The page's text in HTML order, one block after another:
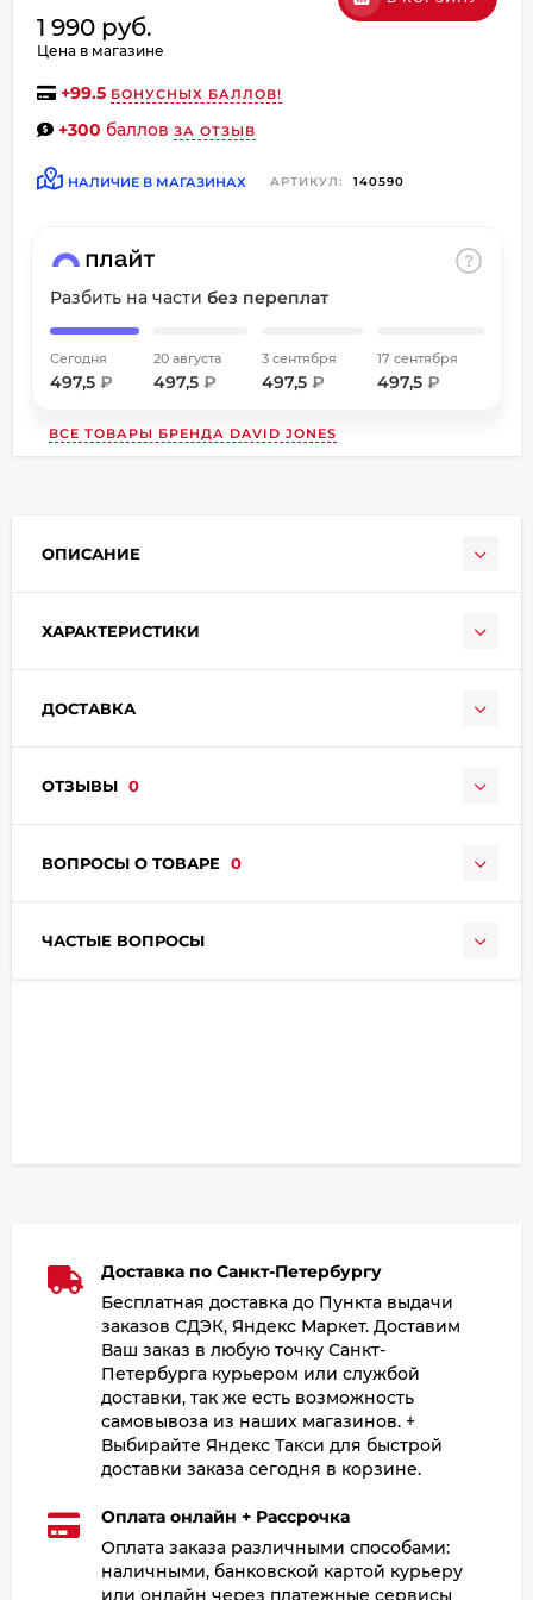
1 990 руб.
Цена в магазине
+99.5 БОНУСНЫХ БАЛЛОВ!
+300 баллов ЗА ОТЗЫВ
НАЛИЧИЕ В МАГАЗИНАХ АРТИКУЛ: 140590
Разбить на части без переплат
Сегодня
497,5 ₽
20 августа
497,5 ₽
3 сентября
497,5 ₽
17 сентября
497,5 ₽
ВСЕ ТОВАРЫ БРЕНДА DAVID JONES
ОПИСАНИЕ
ХАРАКТЕРИСТИКИ
ДОСТАВКА
ОТЗЫВЫ 0
ВОПРОСЫ О ТОВАРЕ 0
ЧАСТЫЕ ВОПРОСЫ
об оплате Плайтом
25
Остались вопросы?
8 800 302-02-51
Доставка по Санкт-Петербургу
Бесплатная доставка до Пункта выдачи
заказов СДЭК, Яндекс Маркет. Доставим
Ваш заказ в любую точку Санкт-
Петербурга курьером или службой
доставки, так же есть возможность
самовывоза из наших магазинов. +
Выбирайте Яндекс Такси для быстрой
доставки заказа сегодня в корзине.
Оплата онлайн + Рассрочка
Оплата заказа различными способами:
наличными, банковской картой курьеру
или онлайн через платежные сервисы